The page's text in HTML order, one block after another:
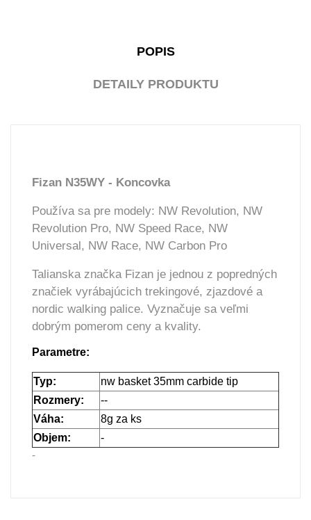
POPIS
DETAILY PRODUKTU
Fizan N35WY - Koncovka
Používa sa pre modely: NW Revolution, NW
Revolution Pro, NW Speed Race, NW
Universal, NW Race, NW Carbon Pro
Talianska značka Fizan je jednou z popredných
značiek vyrábajúcich trekingové, zjazdové a
nordic walking palice. Vyznačuje sa veľmi
dobrým pomerom ceny a kvality.
Parametre:
Typ:
nw basket 35mm carbide tip
Rozmery:
--
Váha:
8g za ks
Objem:
-
-